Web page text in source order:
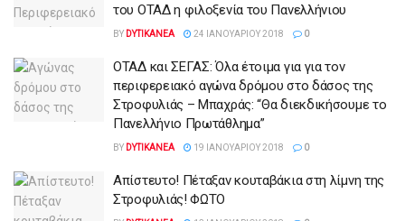
του ΟΤΑΔ η φιλοξενία του Πανελλήνιου
BY DYTIKANEA 24 ΙΑΝΟΥΑΡΊΟΥ 2018 0
ΟΤΑΔ και ΣΕΓΑΣ: Όλα έτοιμα για για τον
περιφερειακό αγώνα δρόμου στο δάσος της
Στροφυλιάς – Μπαχράς: “Θα διεκδικήσουμε το
Πανελλήνιο Πρωτάθλημα”
BY DYTIKANEA 19 ΙΑΝΟΥΑΡΊΟΥ 2018 0
Απίστευτο! Πέταξαν κουταβάκια στη λίμνη της
Στροφυλιάς! ΦΩΤΟ